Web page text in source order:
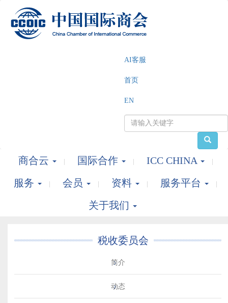
AI客服
首页
EN
商合云 国际合作
ICC CHINA
服务
会员 资料
服务平台
关于我们
税收委员会
简介
动态